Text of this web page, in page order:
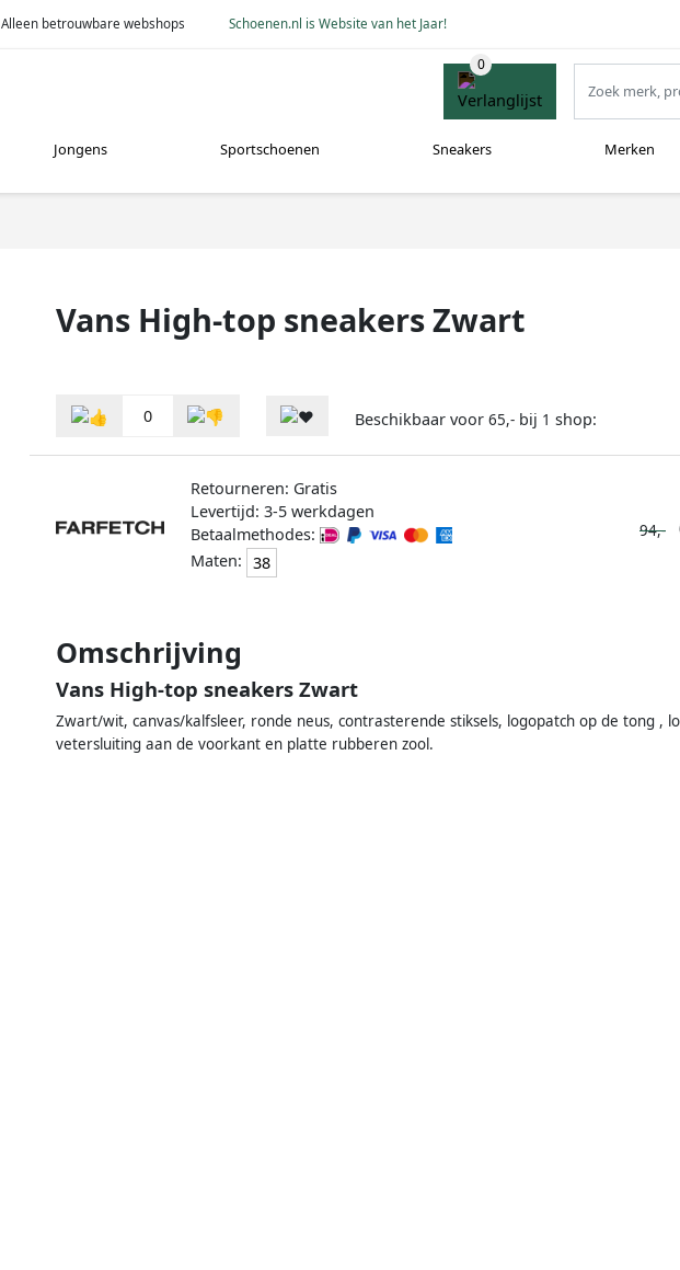
Alleen betrouwbare webshops Schoenen.nl is Website van het Jaar!
Jongens Sportschoenen Sneakers Merken
Vans High-top sneakers Zwart
0 Beschikbaar voor 65,- bij 1 shop:
Retourneren: Gratis
Levertijd: 3-5 werkdagen
Betaalmethodes:
Maten: 38
94,-
Omschrijving
Vans High-top sneakers Zwart
Zwart/wit, canvas/kalfsleer, ronde neus, contrasterende stiksels, logopatch op de tong ,
vetersluiting aan de voorkant en platte rubberen zool.